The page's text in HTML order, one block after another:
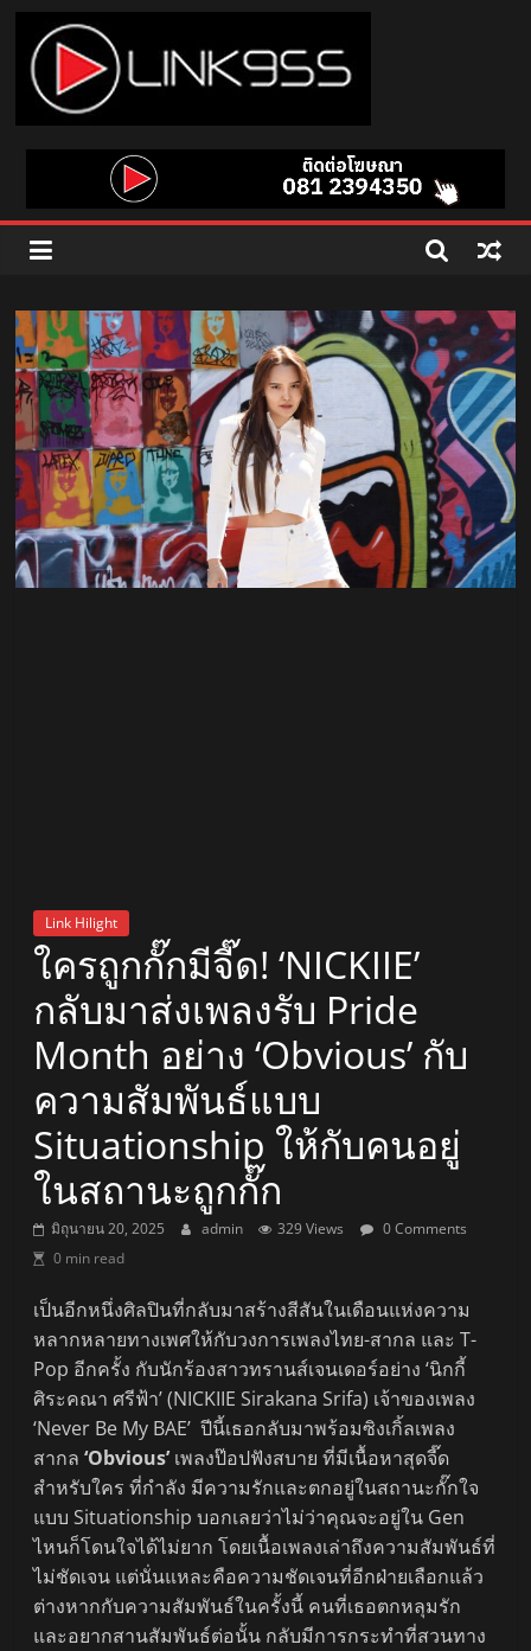
Skip
content
Link
95.5
คลื่น
เพลง
ฮิต
สุด
คูล
สถานี
FM
ลพบุรี
Link Hilight
ใครถูกกั๊กมีจี๊ด! ‘NICKIIE’
กลับมาส่งเพลงรับ Pride
Month อย่าง ‘Obvious’ กับ
ความสัมพันธ์แบบ
Situationship ให้กับคนอยู่
ในสถานะถูกกั๊ก
มิถุนายน 20, 2025 admin 329 Views
0 Comments
0 min read
เป็นอีกหนึ่งศิลปินที่กลับมาสร้างสีสันในเดือนแห่งความ
หลากหลายทางเพศให้กับวงการเพลงไทย-สากล และ T-
Pop อีกครั้ง กับนักร้องสาวทรานส์เจนเดอร์อย่าง ‘นิกกี้
ศิระคณา ศรีฟ้า’ (NICKIIE Sirakana Srifa) เจ้าของเพลง
‘Never Be My BAE’ ปีนี้เธอกลับมาพร้อมซิงเกิ้ลเพลง
สากล‘Obvious’เพลงป๊อปฟังสบาย ที่มีเนื้อหาสุดจี๊ด
สำหรับใคร ที่กำลัง มีความรักและตกอยู่ในสถานะกั๊กใจ
แบบ Situationship บอกเลยว่าไม่ว่าคุณจะอยู่ใน Gen
ไหนก็โดนใจได้ไม่ยาก โดยเนื้อเพลงเล่าถึงความสัมพันธ์ที่
ไม่ชัดเจน แต่นั่นแหละคือความชัดเจนที่อีกฝ่ายเลือกแล้ว
ต่างหากกับความสัมพันธ์ในครั้งนี้ คนที่เธอตกหลุมรัก
และอยากสานสัมพันธ์ต่อนั้น กลับมีการกระทำที่สวนทาง